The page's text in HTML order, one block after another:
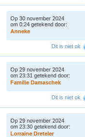
Op 30 november 2024
om 0:24 getekend door:
Anneke
Dit is niet ok
Op 29 november 2024
om 23:31 getekend door:
Familie Damaschek
Dit is niet ok
Op 29 november 2024
om 23:30 getekend door:
Lorraine Dreteler